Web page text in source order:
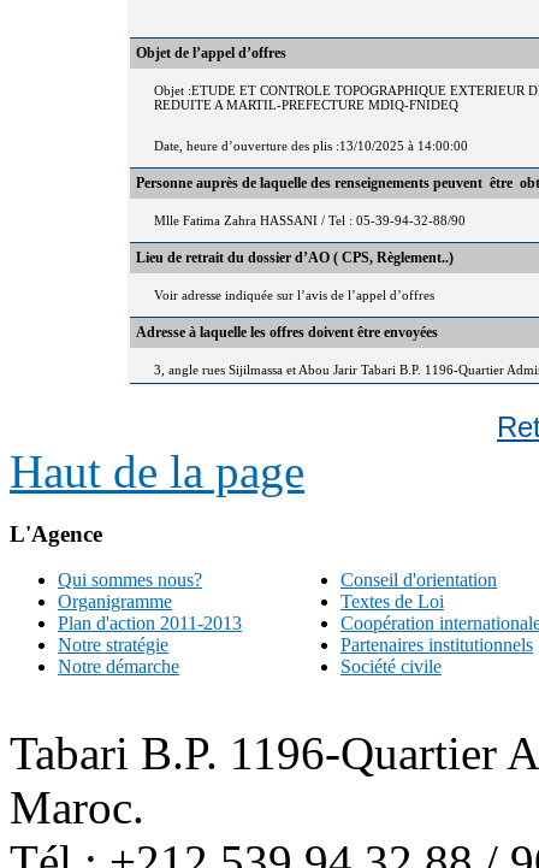
Objet de l’appel d’offres
Objet :ETUDE ET CONTROLE TOPOGRAPHIQUE EXTERIEUR
REDUITE A MARTIL-PREFECTURE MDIQ-FNIDEQ
Date, heure d’ouverture des plis :13/10/2025 à 14:00:00
Personne auprès de laquelle des renseignements peuvent être
Mlle Fatima Zahra HASSANI / Tel : 05-39-94-32-88/90
Lieu de retrait du dossier d’AO ( CPS, Règlement..)
Voir adresse indiquée sur l’avis de l’appel d’offres
Adresse à laquelle les offres doivent être envoyées
3, angle rues Sijilmassa et Abou Jarir Tabari B.P. 1196-Quartier
Haut de la page
L'Agence
Qui sommes nous?
Organigramme
Plan d'action 2011-2013
Notre stratégie
Notre démarche
Conseil d'orientation
Textes de Loi
Coopération
Partenaires institutionnels
Société civile
Tabari B.P. 1196-Quartier
Maroc.